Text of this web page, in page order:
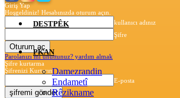
Giriş Yap
Hoşgeldiniz! Hesabınızda oturum açın.
kullanıcı adınız
Şifre
Parolanızı mı unuttunuz? yardım almak
Şifre kurtarma
Şifrenizi Kurtarın
E-posta
DESTPÊK
PKAN
Damezrandin
Endametî
Rêzikname